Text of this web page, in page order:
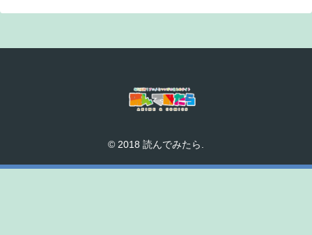
© 2018 読んでみたら.